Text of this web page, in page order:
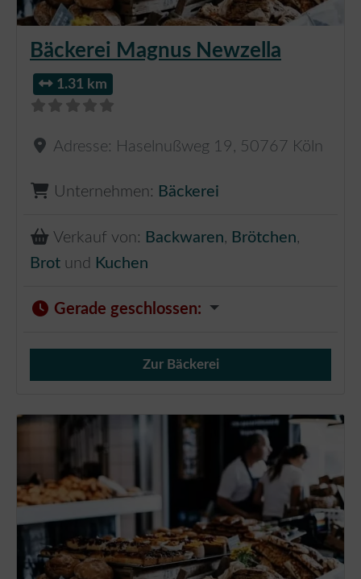
Bäckerei Magnus Newzella
1.31 km
Adresse: Haselnußweg 19 , 50767 Köln
Unternehmen: Bäckerei
Verkauf von: Backwaren, Brötchen,
Brot und Kuchen
Gerade geschlossen:
Verkauf von Brötchen,
Zur Bäckerei